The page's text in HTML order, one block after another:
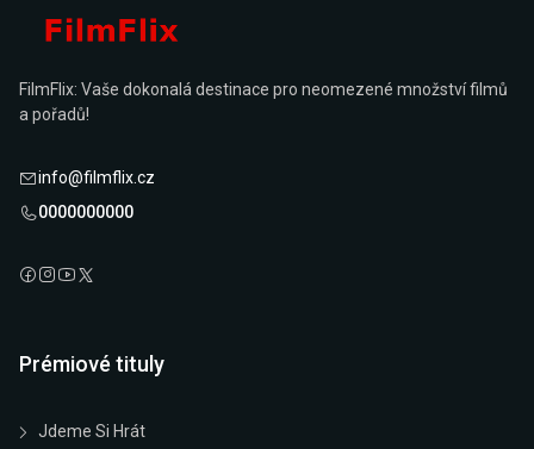
FilmFlix: Vaše dokonalá destinace pro neomezené množství filmů
a pořadů!
info@filmflix.cz
0000000000
Prémiové tituly
Jdeme Si Hrát